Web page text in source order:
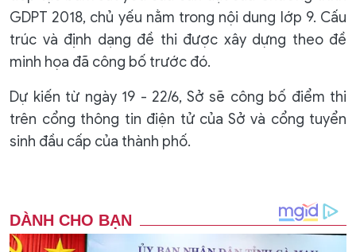
GDPT 2018, chủ yếu nằm trong nội dung lớp 9. Cấu
trúc và định dạng đề thi được xây dựng theo đề
minh họa đã công bố trước đó.
Dự kiến từ ngày 19 - 22/6, Sở sẽ công bố điểm thi
trên cổng thông tin điện tử của Sở và cổng tuyển
sinh đầu cấp của thành phố.